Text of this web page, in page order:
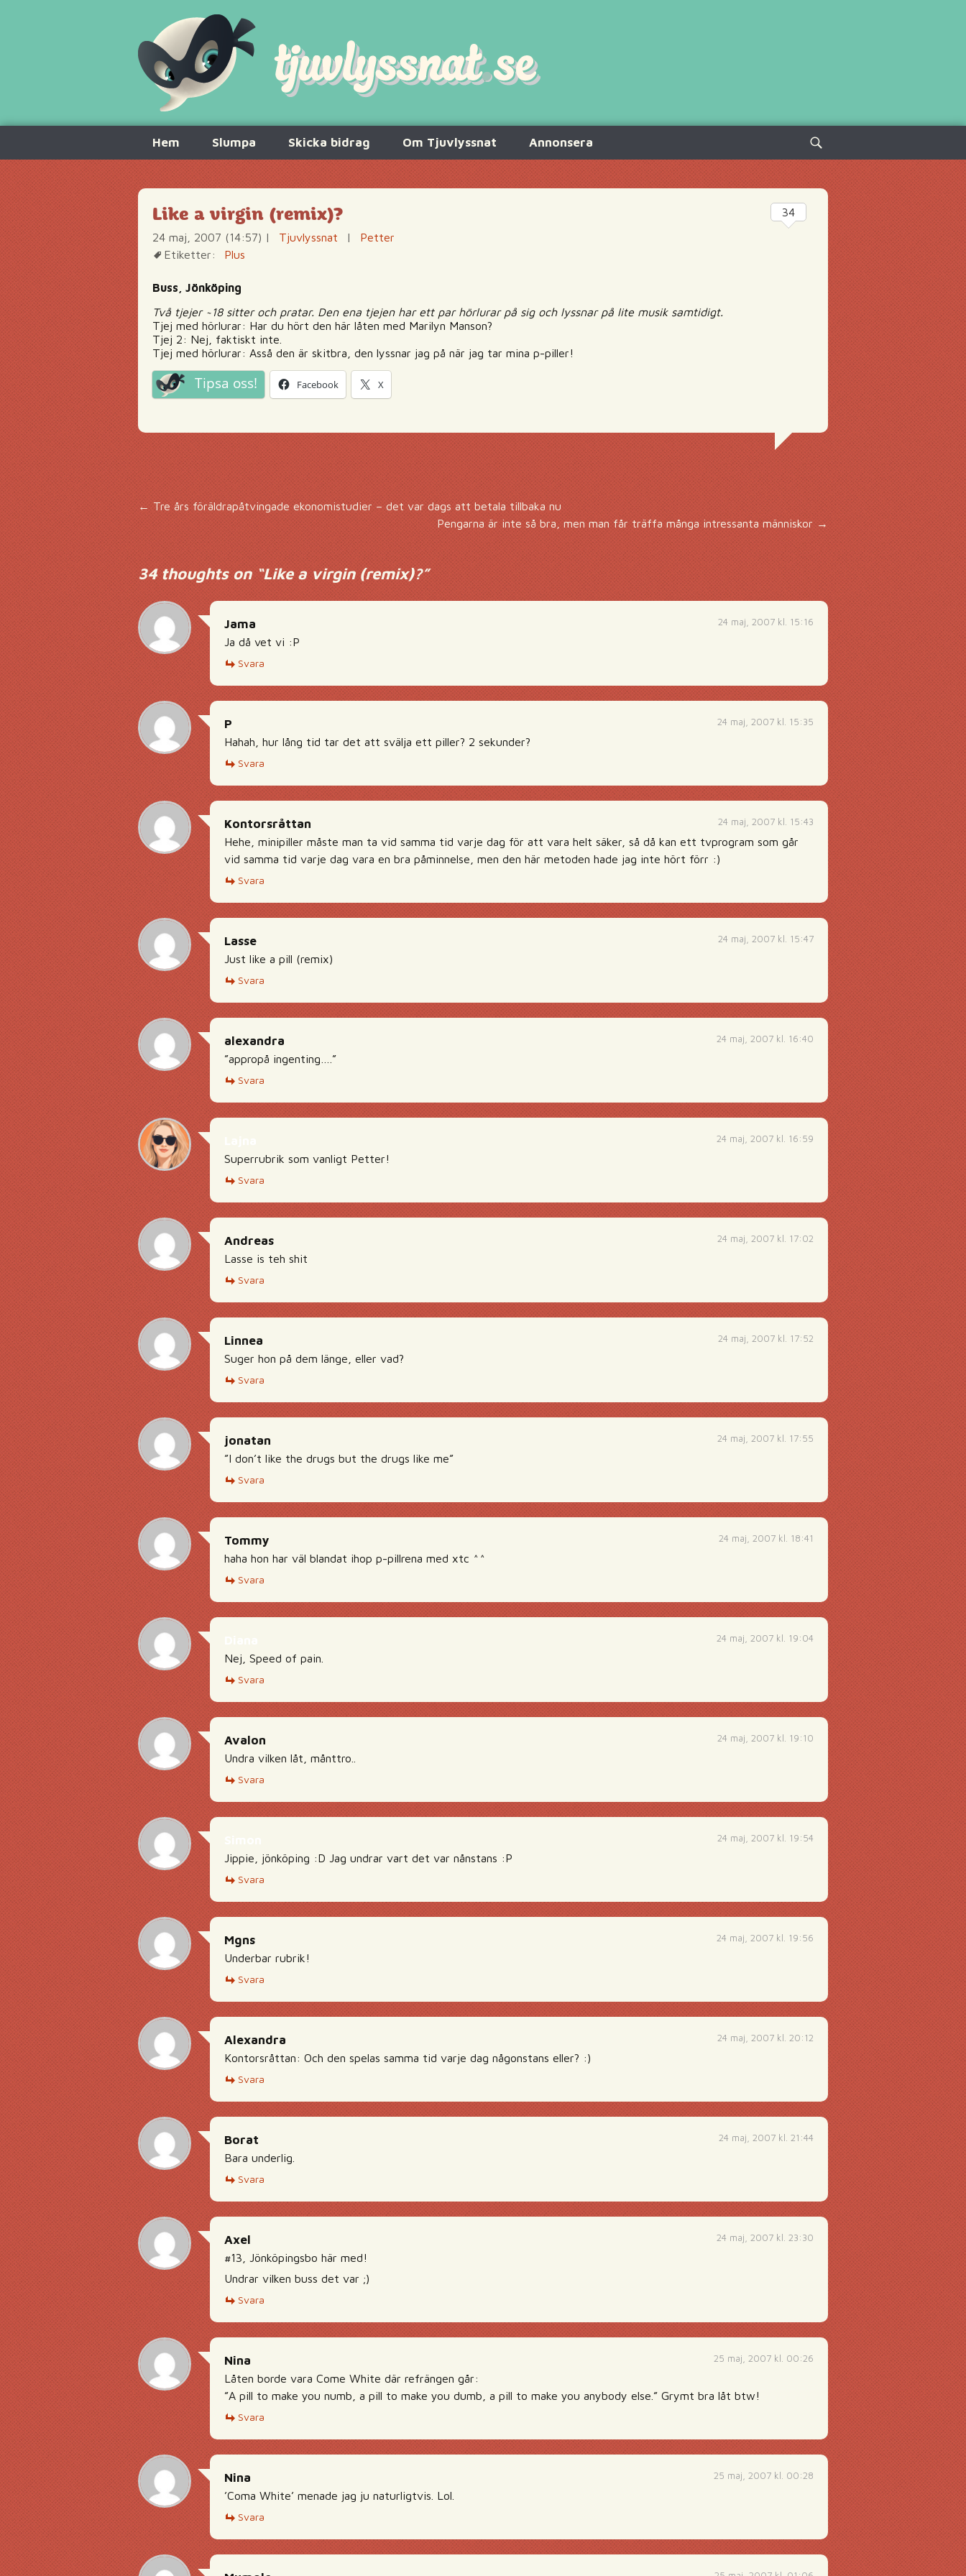
innehåll
Hem Slumpa Skicka bidrag Om Tjuvlyssnat Annonsera
Sök
efter:
Like a virgin (remix)?
24 maj, 2007 (14:57) | Tjuvlyssnat |
Petter
Etiketter:
Plus
Buss, Jönköping
Två tjejer ~18 sitter och pratar. Den ena tjejen har ett par hörlurar på sig och lyssnar på lite musik samtidigt.
Tjej med hörlurar: Har du hört den här låten med Marilyn Manson?
Tjej 2: Nej, faktiskt inte.
Tjej med hörlurar: Asså den är skitbra, den lyssnar jag på när jag tar mina p-piller!
Tipsa oss! Facebook X
34
Inläggsnavigering
← Tre års föräldrapåtvingade ekonomistudier – det var dags att betala tillbaka nu
Pengarna är inte så bra, men man får träffa många intressanta människor →
34 thoughts on “Like a virgin (remix)?”
24 maj, 2007 kl. 15:16
Jama
Ja då vet vi :P
Svara
24 maj, 2007 kl. 15:35
P
Hahah, hur lång tid tar det att svälja ett piller? 2 sekunder?
Svara
24 maj, 2007 kl. 15:43
Kontorsråttan
Hehe, minipiller måste man ta vid samma tid varje dag för att vara helt säker, så då kan ett tvprogram som går
vid samma tid varje dag vara en bra påminnelse, men den här metoden hade jag inte hört förr :)
Svara
24 maj, 2007 kl. 15:47
Lasse
Just like a pill (remix)
Svara
24 maj, 2007 kl. 16:40
alexandra
”appropå ingenting….”
Svara
24 maj, 2007 kl. 16:59
Superrubrik som vanligt Petter!
Svara
24 maj, 2007 kl. 17:02
Andreas
Lasse is teh shit
Svara
24 maj, 2007 kl. 17:52
Linnea
Suger hon på dem länge, eller vad?
Svara
24 maj, 2007 kl. 17:55
jonatan
”I don’t like the drugs but the drugs like me”
Svara
24 maj, 2007 kl. 18:41
Tommy
haha hon har väl blandat ihop p-pillrena med xtc ^^
Svara
24 maj, 2007 kl. 19:04
Nej, Speed of pain.
Svara
24 maj, 2007 kl. 19:10
Avalon
Undra vilken låt, månttro..
Svara
24 maj, 2007 kl. 19:54
Jippie, jönköping :D Jag undrar vart det var nånstans :P
Svara
24 maj, 2007 kl. 19:56
Mgns
Underbar rubrik!
Svara
24 maj, 2007 kl. 20:12
Alexandra
Kontorsråttan: Och den spelas samma tid varje dag någonstans eller? :)
Svara
24 maj, 2007 kl. 21:44
Borat
Bara underlig.
Svara
24 maj, 2007 kl. 23:30
Axel
#13, Jönköpingsbo här med!
Undrar vilken buss det var ;)
Svara
25 maj, 2007 kl. 00:26
Nina
Låten borde vara Come White där refrängen går:
”A pill to make you numb, a pill to make you dumb, a pill to make you anybody else.” Grymt bra låt btw!
Svara
25 maj, 2007 kl. 00:28
Nina
’Coma White’ menade jag ju naturligtvis. Lol.
Svara